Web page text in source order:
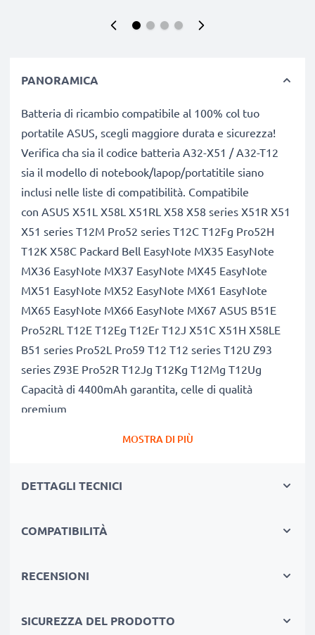
PANORAMICA
Batteria di ricambio compatibile al 100% col tuo
portatile ASUS, scegli maggiore durata e sicurezza!
Verifica cha sia il codice batteria A32-X51 / A32-T12
sia il modello di notebook/lapop/portatitile siano
inclusi nelle liste di compatibilità. Compatibile
con ASUS X51L X58L X51RL X58 X58 series X51R X51
X51 series T12M Pro52 series T12C T12Fg Pro52H
T12K X58C Packard Bell EasyNote MX35 EasyNote
MX36 EasyNote MX37 EasyNote MX45 EasyNote
MX51 EasyNote MX52 EasyNote MX61 EasyNote
MX65 EasyNote MX66 EasyNote MX67 ASUS B51E
Pro52RL T12E T12Eg T12Er T12J X51C X51H X58LE
B51 series Pro52L Pro59 T12 T12 series T12U Z93
series Z93E Pro52R T12Jg T12Kg T12Mg T12Ug
Capacità di 4400mAh garantita, celle di qualità
premium
che alla prova dei fatti risulta non vero. La nostra
reale di 4400mAh, proprio come pubblicizzato.
potenza & autonomia. Le prestazioni eguagliano o
MOSTRA DI PIÙ
DETTAGLI TECNICI
COMPATIBILITÀ
RECENSIONI
SICUREZZA DEL PRODOTTO